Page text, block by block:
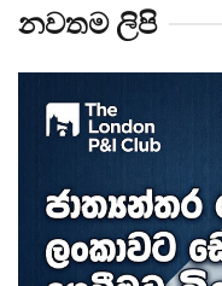
නවතම ලිපි